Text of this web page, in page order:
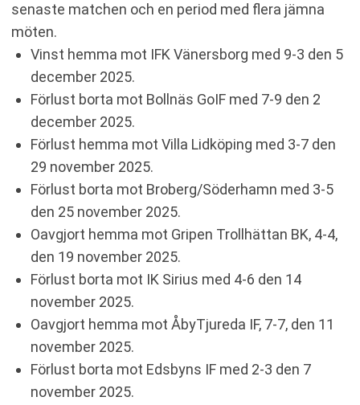
senaste matchen och en period med flera jämna
möten.
Vinst hemma mot IFK Vänersborg med 9-3 den 5
december 2025.
Förlust borta mot Bollnäs GoIF med 7-9 den 2
december 2025.
Förlust hemma mot Villa Lidköping med 3-7 den
29 november 2025.
Förlust borta mot Broberg/Söderhamn med 3-5
den 25 november 2025.
Oavgjort hemma mot Gripen Trollhättan BK, 4-4,
den 19 november 2025.
Förlust borta mot IK Sirius med 4-6 den 14
november 2025.
Oavgjort hemma mot ÅbyTjureda IF, 7-7, den 11
november 2025.
Förlust borta mot Edsbyns IF med 2-3 den 7
november 2025.